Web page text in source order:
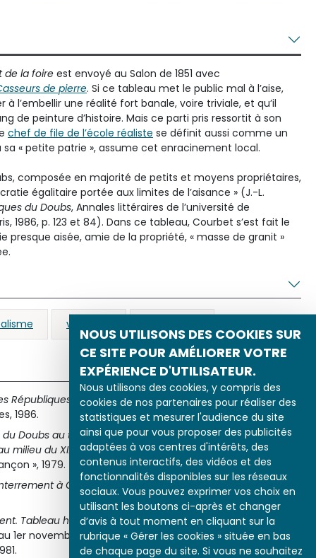
NOUS UTILISONS DES COOKIES SUR
CE SITE POUR AMÉLIORER VOTRE
EXPÉRIENCE D'UTILISATEUR.
Nous utilisons des cookies, y compris des
cookies de nos partenaires pour réaliser des
statistiques et mesurer l'audience du site
ainsi que pour vous proposer des publicités
adaptées à vos centres d'intérêts, des
contenus interactifs, des vidéos et des
fonctionnalités disponibles sur les réseaux
sociaux. Vous pouvez exprimer vos choix en
utilisant les boutons ci-après et changer
d’avis à tout moment en cliquant sur la
rubrique « Gérer les cookies » située en bas
de chaque page du site. Si vous ne souhaitez
de la foire est envoyé au Salon de 1851 avec
de pierre. Si ce tableau met le public mal à l’aise,
à l’embellir une réalité fort banale, voire triviale, et qu’il
de peinture d’histoire. Mais ce parti pris ressortit à son
chef de file de l’école réaliste se définit aussi comme un
« petite patrie », assume cet enracinement local.
composée en majorité de petits et moyens propriétaires,
égalitaire portée aux limites de l’aisance » (J.-L.
du Doubs, Annales littéraires de l’université de
1986, p. 123 et 84). Dans ce tableau, Courbet s’est fait le
presque aisée, amie de la propriété, « masse de granit »
vie rurale
Républiques du Doubs, Annales littéraires de l’université de
1986.
du Doubs au temps de Courbet. Étude économique et
milieu du XIXe siècle, Paris, Les Belles Lettres, coll. « Annales
», 1979.
à Ornans : un tombeau pour la République
, Paris,
Tableau historique de figures humaines, catalogue de
1er novembre 1981, musée départemental, maison natale